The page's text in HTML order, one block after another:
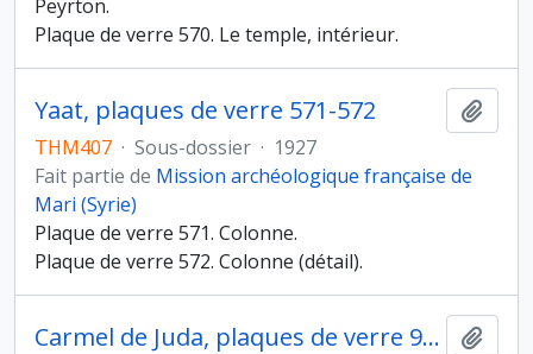
Peyrton.
Plaque de verre 570. Le temple, intérieur.
Yaat, plaques de verre 571-572
THM407 · Sous-dossier · 1927
Fait partie de Mission archéologique française de
Mari (Syrie)
Plaque de verre 571. Colonne.
Plaque de verre 572. Colonne (détail).
Carmel de Juda, plaques de verre 971-972